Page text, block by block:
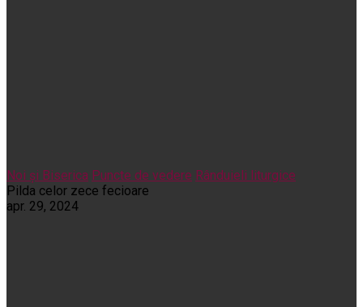
Noi și Biserica Puncte de vedere Rânduieli liturgice
Pilda celor zece fecioare
apr. 29, 2024